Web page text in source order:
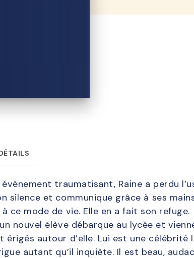
événement traumatisant, Raine a perdu
silence et communique grâce à ses
ce mode de vie. Elle en a fait son refuge.
nouvel élève débarque au lycée et
érigés autour d’elle. Lui est une
autant qu’il inquiète. Il est beau,